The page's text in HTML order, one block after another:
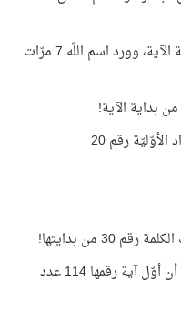
وردت كلمة (أَعْظَمَ) قبل 7 كلمات من نهاية الآية، وورد اسم اللَّه 7 مرّات
رقم 20
من بدايتها!
إذا عدت إلى بداية المصحف فسوف تجد أن أوّل آية رقمها 114 عدد